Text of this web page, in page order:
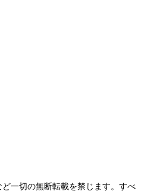
一切の無断転載を禁じます。すべ